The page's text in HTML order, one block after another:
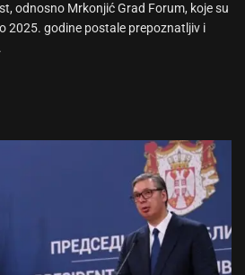
odnosno Mrkonjić Grad Forum, koje su
2025. godine postale prepoznatljiv i